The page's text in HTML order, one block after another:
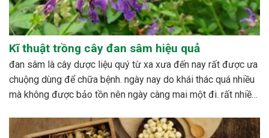
Kĩ thuật trồng cây đan sâm hiệu quả
đan sâm là cây dược liệu quý từ xa xưa đến nay rất được ưa
chuộng dùng để chữa bệnh. ngày nay do khái thác quá nhiều
mà không được bảo tồn nên ngày càng mai một đi. rất nhiều